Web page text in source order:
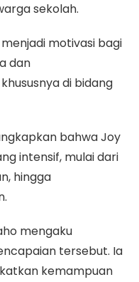
sekolah.
motivasi bagi
dan
di bidang
bahwa Joy
intensif, mulai dari
hingga
mengaku
tersebut. Ia
kemampuan